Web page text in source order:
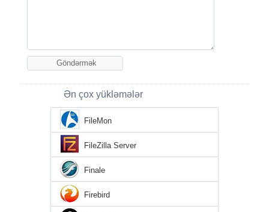
Ən çox yükləmələr
FileMon
FileZilla Server
Finale
Firebird